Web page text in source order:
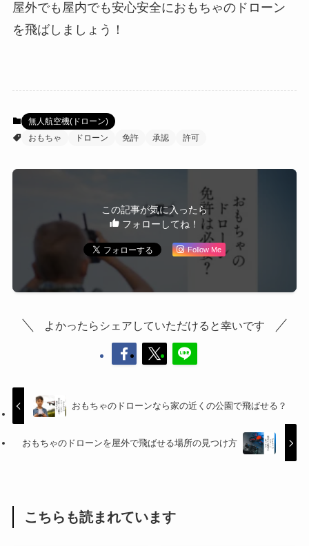
屋外でも屋内でも安心安全におもちゃのドローン
を飛ばしましょう！
無人航空機(ドローン)
おもちゃ
ドローン 免許 承認 許可
この記事が気に入ったら
フォローしてね！
Follow Me
よかったらシェアしていただけると幸いです
おもちゃのドローンなら家の近くの公園で飛ばせる？
おもちゃのドローンを屋外で飛ばせる場所の見つけ方
こちらも読まれています